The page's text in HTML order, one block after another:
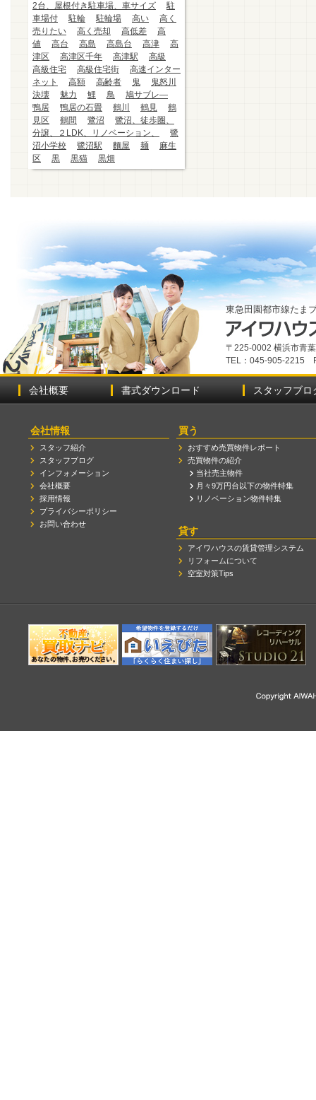
2台、屋根付き駐車場、車サイズ
駐
車場付
駐輪 駐輪場 高い
高く
売りたい
高く売却 高低差
高
値
高台 高島 高島台 高津
高
津区
高津区千年 高津駅
高級
高級住宅
高級住宅街
高速インター
ネット
高額 高齢者 鬼
鬼怒川
決壊
魅力 鯉 鳥
鳩サブレ―
鴨居
鴨居の石畳 鶴川 鶴見
鶴
見区
鶴間 鷺沼
鷺沼、徒歩圏、
分譲、２LDK、リノベーション、
鷺
沼小学校
鷺沼駅 麵屋 麺
麻生
区
黒 黒猫 黒畑
東急田園都市線たま
〒225-0002 横浜市青
TEL：045-905-2215
会社概要 書式ダウンロード スタッフブロ
会社情報
スタッフ紹介
スタッフブログ
インフォメーション
会社概要
採用情報
プライバシーポリシー
お問い合わせ
買う
おすすめ売買物件レポート
売買物件の紹介
当社売主物件
月々9万円台以下の物件特集
リノベーション物件特集
貸す
アイワハウスの賃貸管理システム
リフォームについて
空室対策Tips